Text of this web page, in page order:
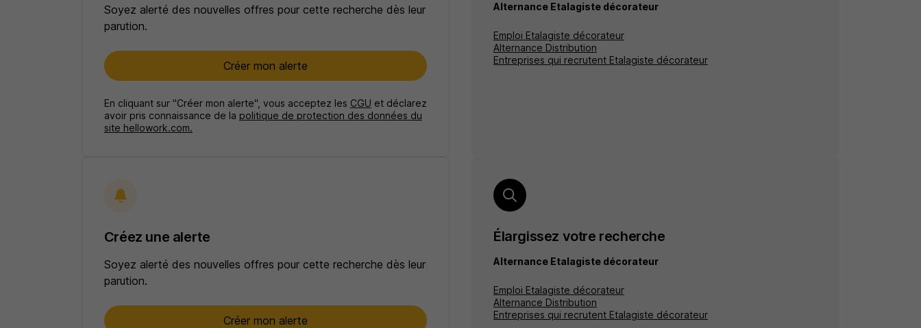
Soyez alerté des nouvelles offres pour cette recherche dès leur
parution.
Créer mon alerte
En cliquant sur "Créer mon alerte", vous acceptez les CGU et déclarez
avoir pris connaissance de la politique de protection des données du
site hellowork.com.
Alternance Etalagiste décorateur
Emploi Etalagiste décorateur
Alternance Distribution
Entreprises qui recrutent Etalagiste décorateur
Créez une alerte
Soyez alerté des nouvelles offres pour cette recherche dès leur
parution.
Créer mon alerte
Élargissez votre recherche
Alternance Etalagiste décorateur
Emploi Etalagiste décorateur
Alternance Distribution
Entreprises qui recrutent Etalagiste décorateur